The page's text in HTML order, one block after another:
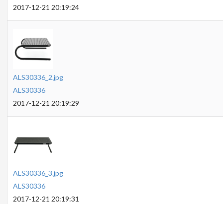
2017-12-21 20:19:24
ALS30336_2.jpg
ALS30336
2017-12-21 20:19:29
ALS30336_3.jpg
ALS30336
2017-12-21 20:19:31